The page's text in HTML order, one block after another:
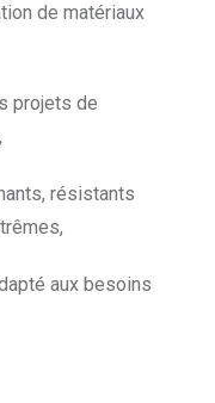
de matériaux
projets de
résistants
aux besoins